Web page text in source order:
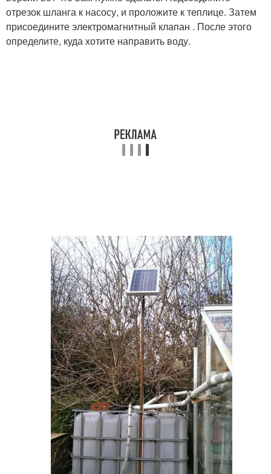
отрезок шланга к насосу, и проложите к теплице. Затем
присоедините электромагнитный клапан . После этого
определите, куда хотите направить воду.